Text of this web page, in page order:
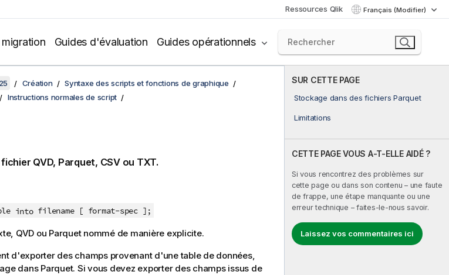
Ressources Qlik Français (Modifier)
Guides d'évaluation Guides opérationnels
SUR CETTE PAGE
Stockage dans des fichiers Parquet
Limitations
CETTE PAGE VOUS A-T-ELLE AIDÉ ?
Si vous rencontrez des problèmes sur
cette page ou dans son contenu – une faute
de frappe, une étape manquante ou une
erreur technique – faites-le-nous savoir.
Laissez vos commentaires ici
Création
Syntaxe des scripts et fonctions de graphique
Instructions normales de script
QVD, Parquet, CSVou TXT.
intofilename [ format-spec ];
QVD ou Parquetnommé de manière explicite.
d'exporter des champs provenant d'une table de données,
dans Parquet. Si vous devez exporter des champs issus de